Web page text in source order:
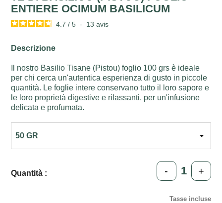
ENTIERE OCIMUM BASILICUM
4.7 / 5 - 13avis
Descrizione
Il nostro Basilio Tisane (Pistou) foglio 100 grs è ideale
per chi cerca un'autentica esperienza di gusto in piccole
quantità. Le foglie intere conservano tutto il loro sapore e
le loro proprietà digestive e rilassanti, per un'infusione
delicata e profumata.
Quantità : - +
Tasse incluse